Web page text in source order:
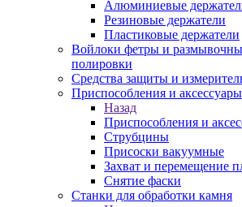
Алюминиевые
Резиновые держатели
Пластиковые держатели
Войлоки фетры и
полировки
Средства защиты и
Приспособления и аксессуары
Назад
Приспособления и
Струбцины
Присоски вакуумные
Захват и перемещение
Снятие фаски
Станки для обработки камня